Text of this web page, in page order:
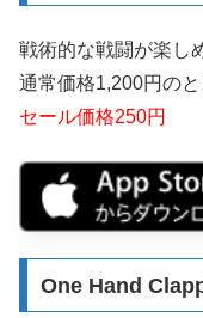
戦術的な戦闘が楽し
通常価格1,200円のと
セール価格250円
One Hand